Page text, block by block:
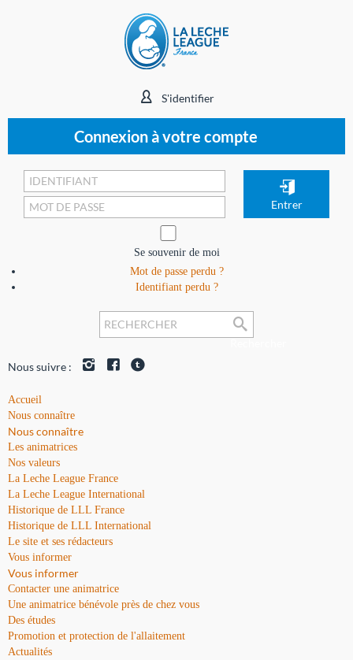
S'identifier
Connexion à votre compte
Se souvenir de moi
Mot de passe perdu ?
Identifiant perdu ?
Nous suivre :
Accueil
Nous connaître
Nous connaître
Les animatrices
Nos valeurs
La Leche League France
La Leche League International
Historique de LLL France
Historique de LLL International
Le site et ses rédacteurs
Vous informer
Vous informer
Contacter une animatrice
Une animatrice bénévole près de chez vous
Des études
Promotion et protection de l'allaitement
Actualités